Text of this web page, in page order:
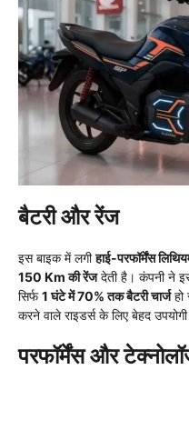
बैटरी और रेंज
इस बाइक में लगीहाई-परफॉर्मेंस
150 Km की रेंजदेती है। कंपनी ने
सिर्फ1 घंटे में 70% तक बैटरी चार्जहो
करने वाले राइडर्स के लिए बेहद
परफॉर्मेंस और